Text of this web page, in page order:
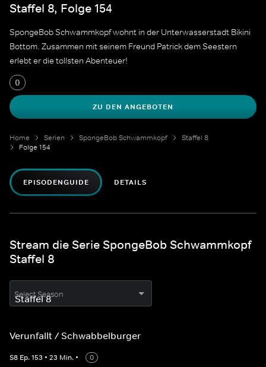
Staffel 8, Folge 154
SpongeBob Schwammkopf wohnt in der Unterwasserstadt Bikini
Bottom. Zusammen mit seinem Freund Patrick dem Seestern
erlebt er die tollsten Abenteuer!
0
ZU DEN ANGEBOTEN
Home Serien SpongeBob Schwammkopf
Staffel 8
Folge 154
EPISODENGUIDE DETAILS
Stream die Serie SpongeBob Schwammkopf
Staffel 8
Select Season
Verunfallt / Schwabbelburger
S8 Ep.153 • 23 Min. •
0